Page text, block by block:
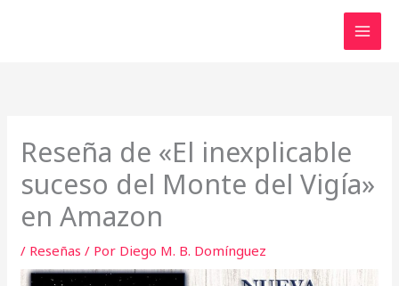
Reseña de «El inexplicable
suceso del Monte del Vigía»
en Amazon
/ Reseñas / Por Diego M. B. Domínguez